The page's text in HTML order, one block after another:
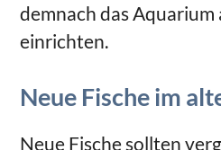
demnach das
einrichten.
Neue Fische im
Neue Fische sollten